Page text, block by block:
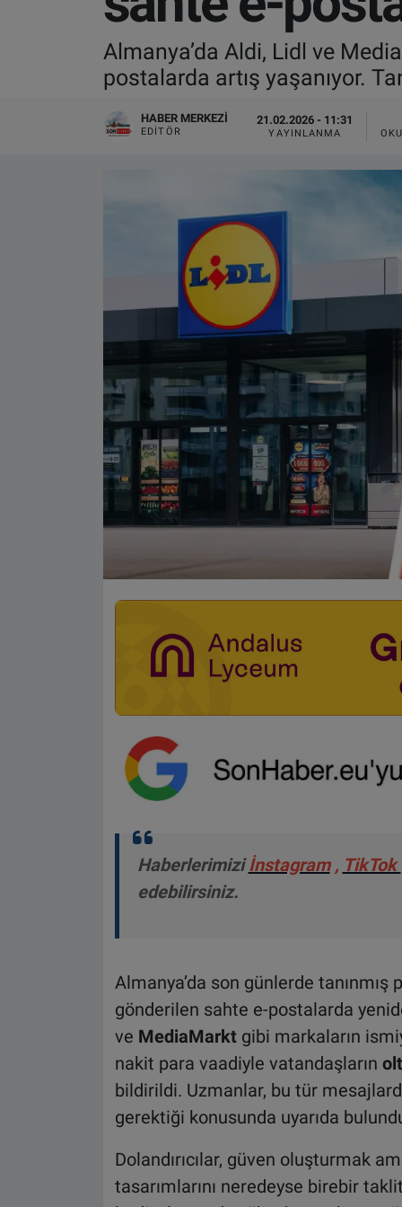
Almanya’da Aldi, Lidl ve
postalarda artış yaşanıyor.
HABER MERKEZI
EDITÖR
21.02.2026 - 11:31
YAYINLANMA
Haberlerimiziİnstagram , TikTok
edebilirsiniz.
Almanya’da son günlerde
gönderilen sahte e-postalarda
ve MediaMarkt gibi markaların
nakit para vaadiyle vatandaşların
bildirildi. Uzmanlar, bu tür
gerektiği konusunda uyarıda
Dolandırıcılar, güven oluşturmak
tasarımlarını neredeyse birebir
ALGEMENE VOORWAARDEN
CONTACT